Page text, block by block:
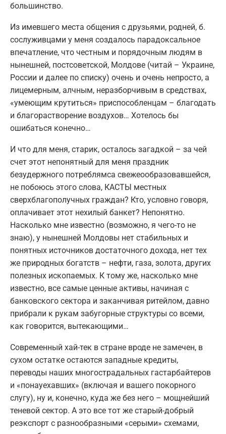
большинство.
Из имевшего места общения с друзьями, родней, б.
сослуживцами у меня создалось парадоксальное
впечатление, что честным и порядочным людям в
нынешней, постсоветской, Молдове (читай – Украине,
России и далее по списку) очень и очень непросто, а
лицемерным, алчным, неразборчивым в средствах,
«умеющим крутиться» приспособленцам – благодать
и благорастворение воздухов… Хотелось бы
ошибаться конечно…
И что для меня, старик, осталось загадкой – за чей
счет этот непонятный для меня праздник
безудержного потреблямса свежеообразовавшейся,
не побоюсь этого слова, КАСТЫ местных
сверхблагополучных граждан? Кто, условно говоря,
оплачивает этот нехилый банкет? Непонятно.
Насколько мне известно (возможно, я чего-то не
знаю), у нынешней Молдовы нет стабильных и
понятных источников достаточного дохода, нет тех
же природных богатств – нефти, газа, золота, других
полезных ископаемых. К тому же, насколько мне
известно, все самые ценные активы, начиная с
банковского сектора и заканчивая ритейлом, давно
прибрали к рукам забугорные структуры со всеми,
как говорится, вытекающими…
Современный хай-тек в стране вроде не замечен, в
сухом остатке остаются западные кредиты,
переводы наших многострадальных гастарбайтеров
и «понауехавших» (включая и вашего покорного
слугу), ну и, конечно, куда же без него – мощнейший
теневой сектор. А это все тот же старый-добрый
реэкспорт с разнообразными «серыми» схемами,